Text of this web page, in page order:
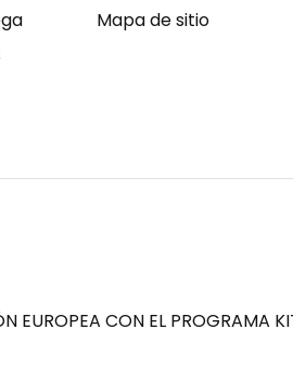
Mapa de sitio
EUROPEA CON EL PROGRAMA